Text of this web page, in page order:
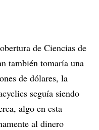
de Ciencias de
también tomaría una
de dólares, la
seguía siendo
algo en esta
al dinero